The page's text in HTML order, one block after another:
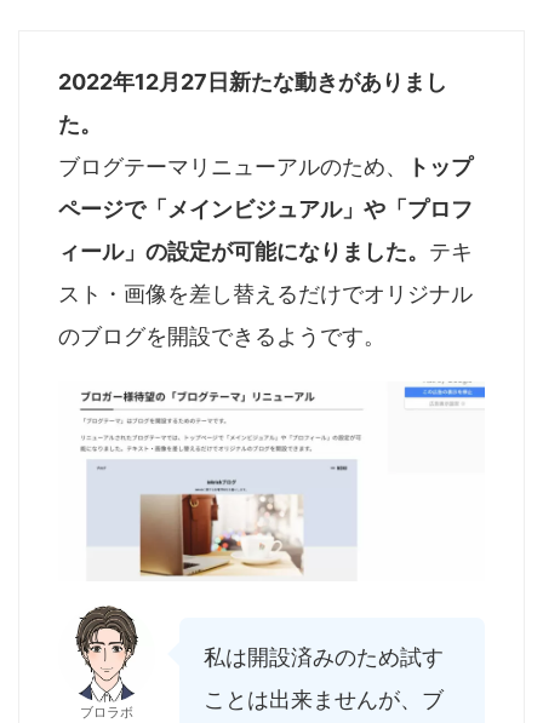
2022年12月27日新たな動きがありまし
た。
ブログテーマリニューアルのため、
トップ
ページで「メインビジュアル」や「プロフ
ィール」の設定が可能になりました。 テキ
スト・画像を差し替えるだけでオリジナル
のブログを開設できるようです。
ブロラボ
私は開設済みのため試す
ことは出来ませんが、ブ